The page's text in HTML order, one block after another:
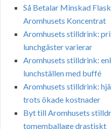
Så Betalar Minskad
Aromhusets Koncentrat
Aromhusets stilldrink:
lunchgäster varierar
Aromhusets stilldrink:
lunchställen med buffé
Aromhusets stilldrink:
trots ökade kostnader
Byt till Aromhusets
tomemballage drastiskt